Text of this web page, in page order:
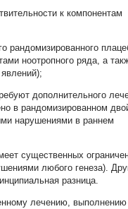
к компонентам
рандомизированного
ноотропного ряда, а
дополнительного
в рандомизированном
нарушениями в раннем
существенных
любого генеза).
разница.
лечению, выполнению